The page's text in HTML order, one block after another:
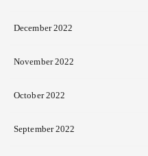
December 2022
November 2022
October 2022
September 2022